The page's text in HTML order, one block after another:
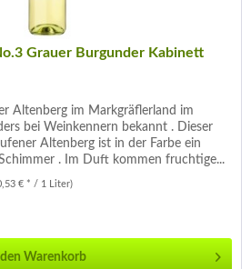
Grauer Burgunder Kabinett
Altenberg im Markgräflerland im
bei Weinkennern bekannt . Dieser
Altenberg ist in der Farbe ein
. Im Duft kommen fruchtige...
€ * / 1 Liter)
den Warenkorb